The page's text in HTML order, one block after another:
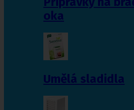
oka
Umělá sladidla